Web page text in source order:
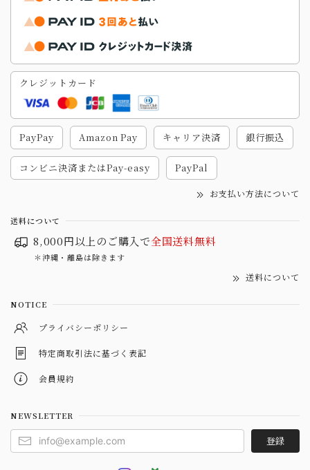
クレジットカード
PayPay Amazon Pay キャリア決済 銀行振込
コンビニ決済またはPay-easy PayPal
お支払い方法について
送料について
8,000円以上のご購入で全国送料無料
＊沖縄・離島は除きます
送料について
NOTICE
プライバシーポリシー
特定商取引法に基づく表記
会員規約
NEWSLETTER
登録